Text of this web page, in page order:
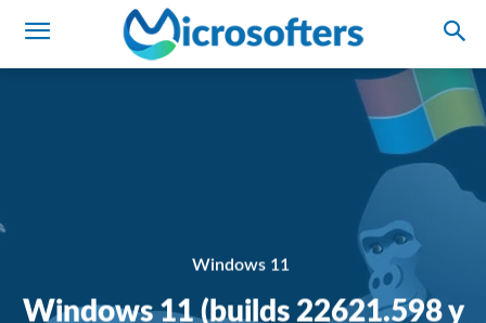
Windows 11
Windows 11 (builds 22621.598 y